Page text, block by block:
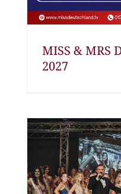
MISS & MRS
2027